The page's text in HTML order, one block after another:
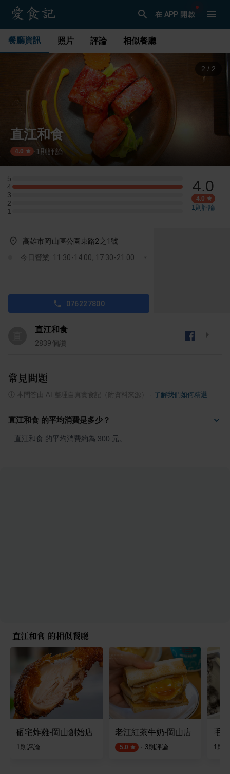
在 APP 開啟
餐廳資訊 照片 評論 相似餐廳
1 / 2
直江和食
4.0 · 1 則評論
5
5 星：0 則評論
4
4 星：1 則評論
3
3 星：0 則評論
2
2 星：0 則評論
1
1 星：0 則評論
4.0
4.0
1則評論
高雄市岡山區公園東路2之1號
今日營業: 11:30-14:00, 17:30-21:00
076227800
直江和食
2839個讚
常見問題
本問答由 AI 整理自真實食記（附資料來源） 了解我們如何精選
直江和食 的平均消費是多少？
直江和食 的平均消費約為 300 元。
直江和食 的相似餐廳
砙宅炸雞-岡山創始店
1則評論
老江紅茶牛奶-岡山店
5.0 · 3則評論
毛
1則